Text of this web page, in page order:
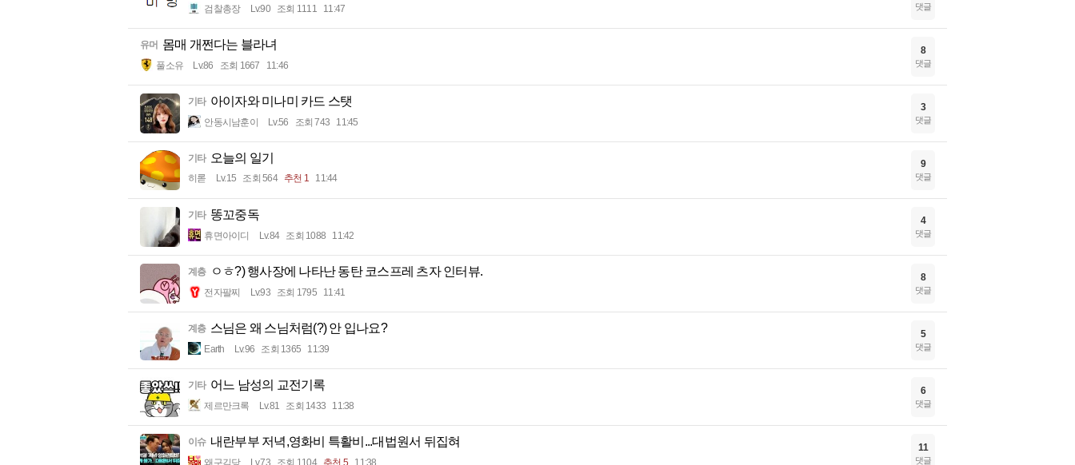
검찰총장 Lv.90 조회 1111 11:47 댓글
유머 몸매 개쩐다는 블라녀
풀소유 Lv.86 조회 1667 11:46
8
댓글
기타 아이자와 미나미 카드 스탯
안동시남훈이 Lv.56 조회 743 11:45
3
댓글
기타 오늘의 일기
히롣 Lv.15 조회 564 추천 1 11:44
9
댓글
기타 똥꼬중독
휴면아이디 Lv.84 조회 1088 11:42
4
댓글
계층 ㅇㅎ?) 행사장에 나타난 동탄 코스프레 츠자 인터뷰.
전자팔찌 Lv.93 조회 1795 11:41
8
댓글
계층 스님은 왜 스님처럼(?) 안 입나요?
Earth Lv.96 조회 1365 11:39
5
댓글
기타 어느 남성의 교전기록
제르만크록 Lv.81 조회 1433 11:38
6
댓글
이슈 내란부부 저녁,영화비 특활비...대법원서 뒤집혀
왜구김당 Lv.73 조회 1104 추천 5 11:38
11
댓글